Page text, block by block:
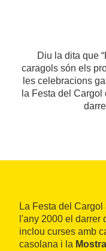
Diu la dita que
caragols són els
les celebracions
la Festa del Cargol
La Festa del
l'any 2000 el darrer
inclou curses amb
casolana i la